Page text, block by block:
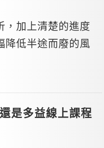
，加上清楚的進度
降低半途而廢的風
是多益線上課程